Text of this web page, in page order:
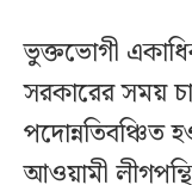
ভুক্তভোগী
সরকারের সময়
পদোন্নতিবঞ্চিত
আওয়ামী